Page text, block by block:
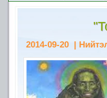
2014-09-20 |